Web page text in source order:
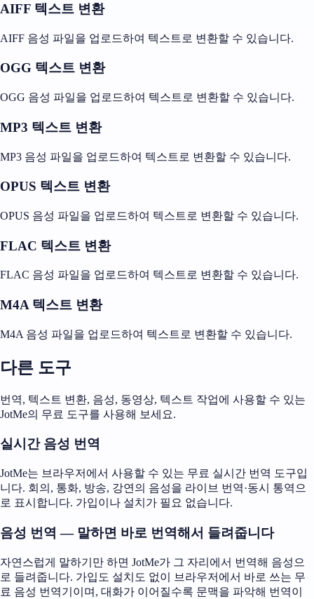
AIFF 텍스트 변환
AIFF 음성 파일을 업로드하여 텍스트로 변환할 수 있습니다.
OGG 텍스트 변환
OGG 음성 파일을 업로드하여 텍스트로 변환할 수 있습니다.
MP3 텍스트 변환
MP3 음성 파일을 업로드하여 텍스트로 변환할 수 있습니다.
OPUS 텍스트 변환
OPUS 음성 파일을 업로드하여 텍스트로 변환할 수 있습니다.
FLAC 텍스트 변환
FLAC 음성 파일을 업로드하여 텍스트로 변환할 수 있습니다.
M4A 텍스트 변환
M4A 음성 파일을 업로드하여 텍스트로 변환할 수 있습니다.
다른 도구
번역, 텍스트 변환, 음성, 동영상, 텍스트 작업에 사용할 수 있는
JotMe의 무료 도구를 사용해 보세요.
실시간 음성 번역
JotMe는 브라우저에서 사용할 수 있는 무료 실시간 번역 도구입
니다. 회의, 통화, 방송, 강연의 음성을 라이브 번역·동시 통역으
로 표시합니다. 가입이나 설치가 필요 없습니다.
음성 번역 — 말하면 바로 번역해서 들려줍니다
자연스럽게 말하기만 하면 JotMe가 그 자리에서 번역해 음성으
로 들려줍니다. 가입도 설치도 없이 브라우저에서 바로 쓰는 무
료 음성 번역기이며, 대화가 이어질수록 문맥을 파악해 번역이